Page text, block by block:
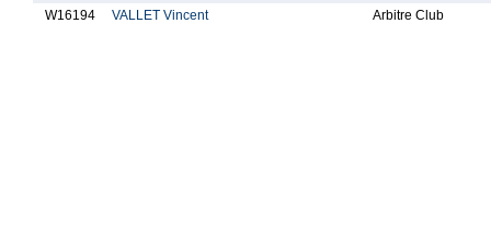
W16194
VALLET Vincent Arbitre Club